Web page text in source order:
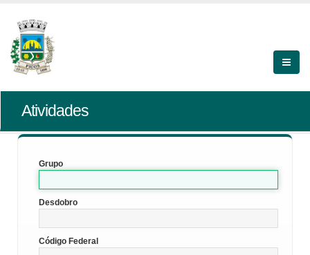
Atividades
Grupo
Desdobro
Código Federal